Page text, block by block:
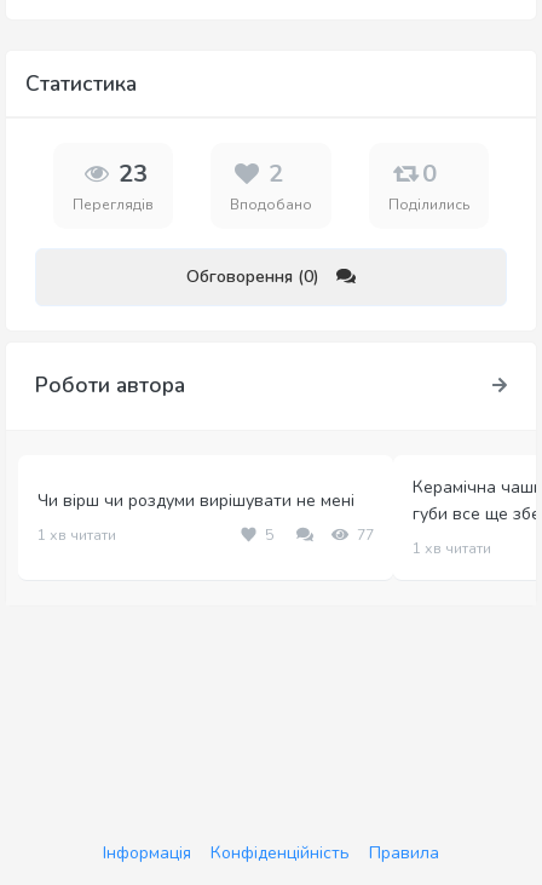
Статистика
23
Переглядів
2
Вподобано
0
Поділились
Обговорення (0)
Роботи автора
Чи вірш чи роздуми вирішувати не мені
1 хв читати 5 77
Керамічна
губи все ще
1 хв читати
Інформація Конфіденційність Правила